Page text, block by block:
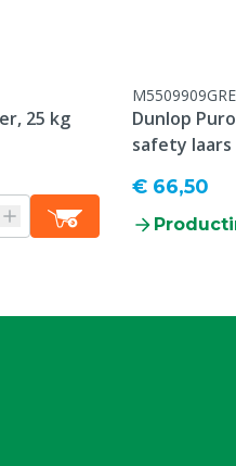
25 kg
M5509909GRE
Dunlop
safety
€ 66,50